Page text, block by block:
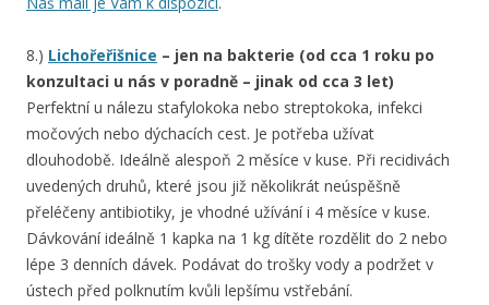
8.) Lichořeřišnice – jen na bakterie (od cca 1 roku po
konzultaci u nás v poradně – jinak od cca 3 let)
Perfektní u nálezu stafylokoka nebo streptokoka, infekci
močových nebo dýchacích cest. Je potřeba užívat
dlouhodobě. Ideálně alespoň 2 měsíce v kuse. Při recidivách
uvedených druhů, které jsou již několikrát neúspěšně
přeléčeny antibiotiky, je vhodné užívání i 4 měsíce v kuse.
Dávkování ideálně 1 kapka na 1 kg dítěte rozdělit do 2 nebo
lépe 3 denních dávek. Podávat do trošky vody a podržet v
ústech před polknutím kvůli lepšímu vstřebání.